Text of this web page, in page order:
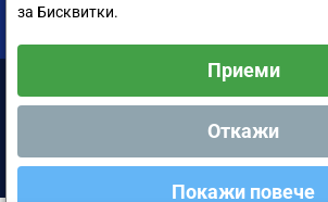
София 1528, ул. Мюнхен 14
Аквафор България ООД © 2011-2024 Всички
за Бисквитки.
Приеми
Откажи
Покажи повече